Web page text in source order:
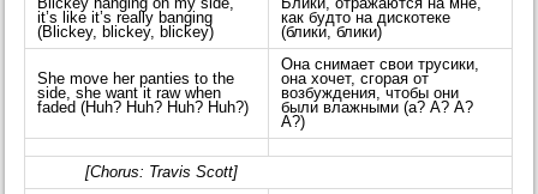
it’s like it’s really banging
(Blickey, blickey, blickey)
как будто на дискотеке
(блики, блики)
She move her panties to the
side, she want it raw when
faded (Huh? Huh? Huh? Huh?)
Она снимает свои трусики,
она хочет, сгорая от
возбуждения, чтобы они
были влажными (а? А? А?
А?)
[Chorus: Travis Scott]